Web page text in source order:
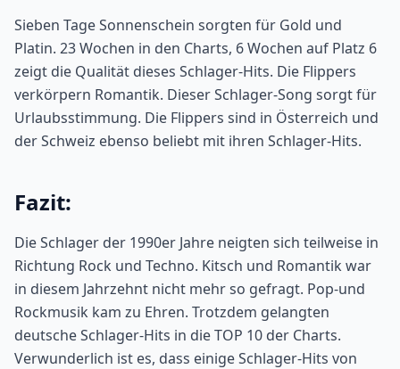
Sieben Tage Sonnenschein sorgten für Gold und
Platin. 23 Wochen in den Charts, 6 Wochen auf Platz 6
zeigt die Qualität dieses Schlager-Hits. Die Flippers
verkörpern Romantik. Dieser Schlager-Song sorgt für
Urlaubsstimmung. Die Flippers sind in Österreich und
der Schweiz ebenso beliebt mit ihren Schlager-Hits.
Fazit:
Die Schlager der 1990er Jahre neigten sich teilweise in
Richtung Rock und Techno. Kitsch und Romantik war
in diesem Jahrzehnt nicht mehr so gefragt. Pop-und
Rockmusik kam zu Ehren. Trotzdem gelangten
deutsche Schlager-Hits in die TOP 10 der Charts.
Verwunderlich ist es, dass einige Schlager-Hits von